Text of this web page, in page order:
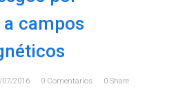
campos
07/2016 0 Comentarios 0 Share